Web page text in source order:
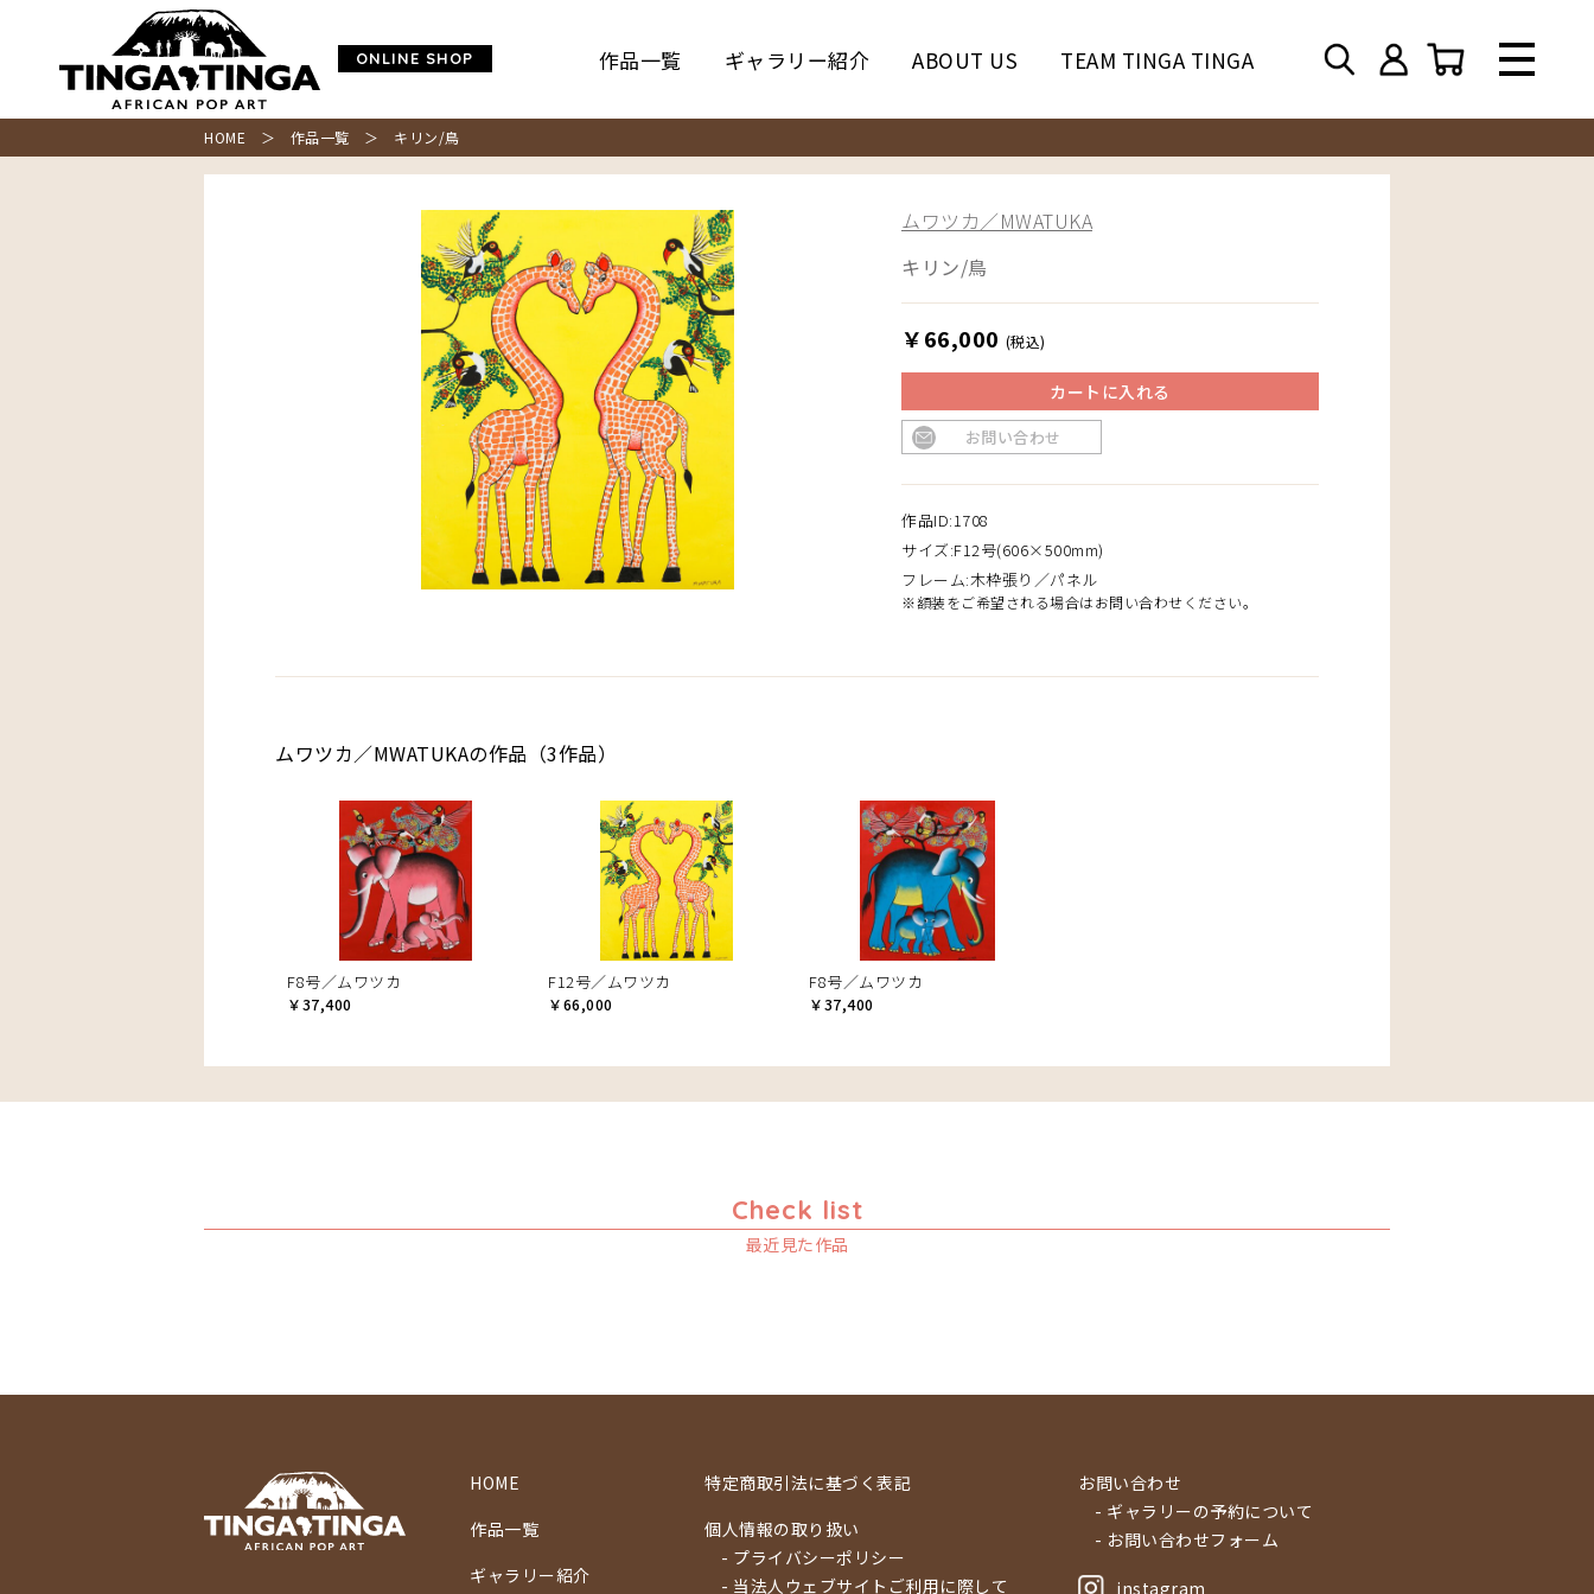
ONLINE SHOP 作品一覧 ギャラリー紹介 ABOUT US TEAM TINGA TINGA
HOME ＞ 作品一覧 ＞ キリン/鳥
ムワツカ／MWATUKA
キリン/鳥
￥66,000 (税込)
カートに入れる
お問い合わせ
作品ID:1708
サイズ:F12号(606×500mm)
フレーム:木枠張り／パネル
※額装をご希望される場合はお問い合わせください。
ムワツカ／MWATUKAの作品（3作品）
F8号／ムワツカ
￥37,400
F12号／ムワツカ
￥66,000
F8号／ムワツカ
￥37,400
Check list
最近見た作品
HOME
作品一覧
ギャラリー紹介
特定商取引法に基づく表記
個人情報の取り扱い
- プライバシーポリシー
- 当法人ウェブサイトご利用に際して
お問い合わせ
- ギャラリーの予約について
- お問い合わせフォーム
instagram